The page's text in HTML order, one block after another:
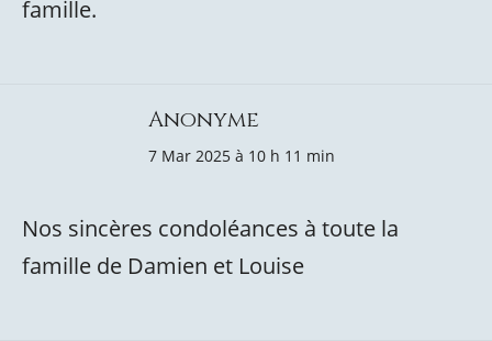
famille.
Anonyme
7 Mar 2025 à 10 h 11 min
Nos sincères condoléances à toute la
famille de Damien et Louise